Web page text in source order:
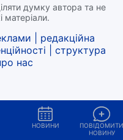
думку автора та не
матеріали.
редакційна
структура
нас
НОВИНИ
НОВИНУ